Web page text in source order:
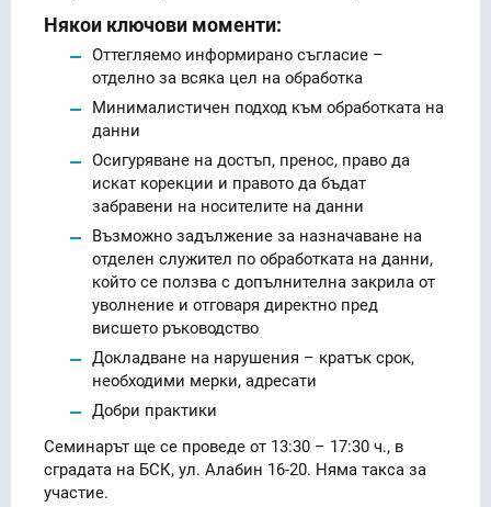
Някои ключови моменти:
Оттегляемо информирано съгласие –
отделно за всяка цел на обработка
Минималистичен подход към обработката на
данни
Осигуряване на достъп, пренос, право да
искат корекции и правото да бъдат
забравени на носителите на данни
Възможно задължение за назначаване на
отделен служител по обработката на данни,
който се ползва с допълнителна закрила от
уволнение и отговаря директно пред
висшето ръководство
Докладване на нарушения – кратък срок,
необходими мерки, адресати
Добри практики
Семинарът ще се проведе от 13:30 – 17:30 ч., в
сградата на БСК, ул. Алабин 16-20. Няма такса за
участие.